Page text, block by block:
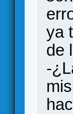
ya
de
-